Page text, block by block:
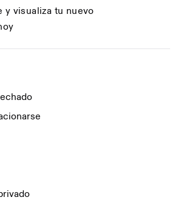
y visualiza tu nuevo